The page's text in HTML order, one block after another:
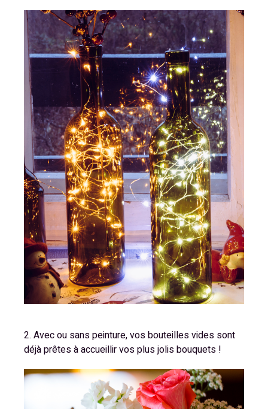
2. Avec ou sans peinture, vos bouteilles vides sont
déjà prêtes à accueillir vos plus jolis bouquets !